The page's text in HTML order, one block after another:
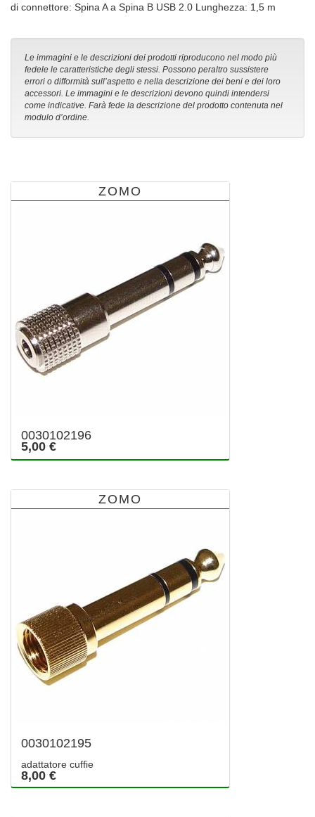
di connettore: Spina A a Spina B USB 2.0 Lunghezza: 1,5 m
Le immagini e le descrizioni dei prodotti riproducono nel modo più
fedele le caratteristiche degli stessi. Possono peraltro sussistere
errori o difformità sull’aspetto e nella descrizione dei beni e dei loro
accessori. Le immagini e le descrizioni devono quindi intendersi
come indicative. Farà fede la descrizione del prodotto contenuta nel
modulo d’ordine.
ZOMO
0030102196
5,00 €
ZOMO
0030102195
adattatore cuffie
8,00 €